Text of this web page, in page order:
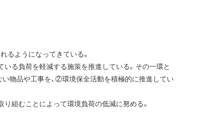
るようになってきている。
る負荷を軽減する施策を推進している。その一環と
ない物品や工事を、②環境保全活動を積極的に推進してい
り組むことによって環境負荷の低減に努める。